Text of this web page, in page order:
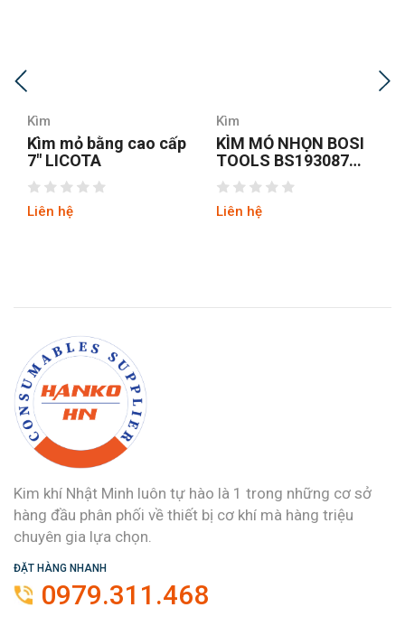
Kìm
KÌM MỎ NHỌN BOSI
TOOLS BS193087
8INCH/200MM
Liên hệ
Kìm
Kìm mỏ nhọn Fujiya
350-200
Liên hệ
Kim khí Nhật Minh luôn tự hào là 1 trong những cơ sở
hàng đầu phân phối về thiết bị cơ khí mà hàng triệu
chuyên gia lựa chọn.
ĐẶT HÀNG NHANH
0979.311.468